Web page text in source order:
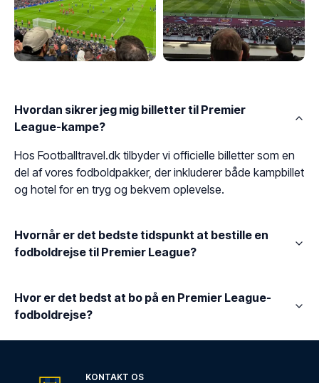
Hvordan sikrer jeg mig billetter til Premier
League-kampe?
Hos Footballtravel.dk tilbyder vi officielle billetter som en
del af vores fodboldpakker, der inkluderer både kampbillet
og hotel for en tryg og bekvem oplevelse.
Hvornår er det bedste tidspunkt at bestille en
fodboldrejse til Premier League?
Hvor er det bedst at bo på en Premier League-
fodboldrejse?
KONTAKT OS